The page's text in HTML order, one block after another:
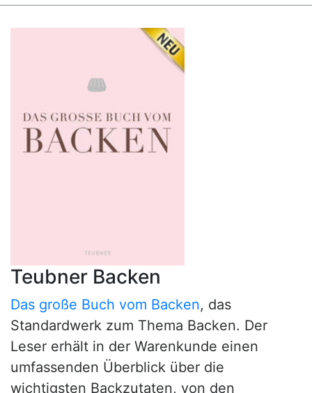
Teubner Backen
Das große Buch vom Backen, das
Standardwerk zum Thema Backen. Der
Leser erhält in der Warenkunde einen
umfassenden Überblick über die
wichtigsten Backzutaten, von den